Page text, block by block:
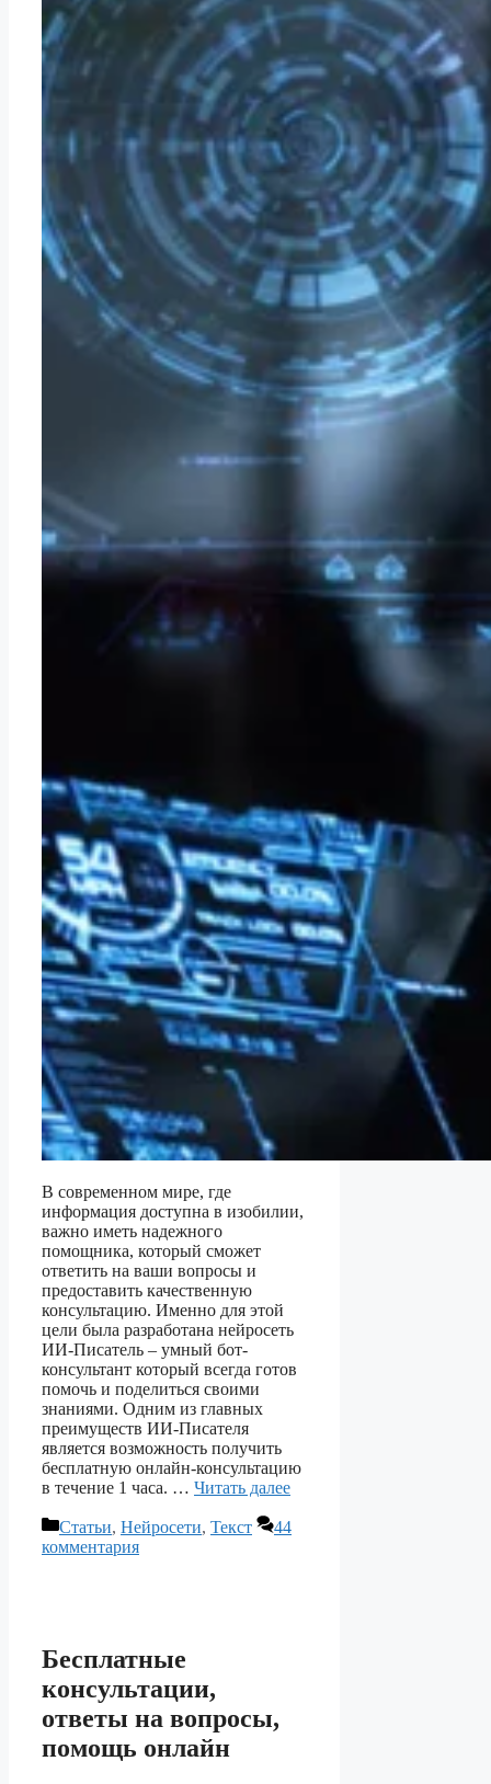
В современном мире, где
информация доступна в изобилии,
важно иметь надежного
помощника, который сможет
ответить на ваши вопросы и
предоставить качественную
консультацию. Именно для этой
цели была разработана нейросеть
ИИ-Писатель – умный бот-
консультант который всегда готов
помочь и поделиться своими
знаниями. Одним из главных
преимуществ ИИ-Писателя
является возможность получить
бесплатную онлайн-консультацию
в течение 1 часа. … Читать далее
Рубрики
Статьи, Нейросети, Текст
44
комментария
Бесплатные
консультации,
ответы на вопросы,
помощь онлайн